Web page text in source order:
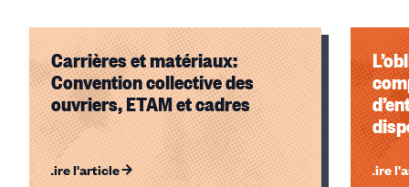
Carrières et matériaux:
Convention collective des
ouvriers, ETAM et cadres
Lire l'article Lire